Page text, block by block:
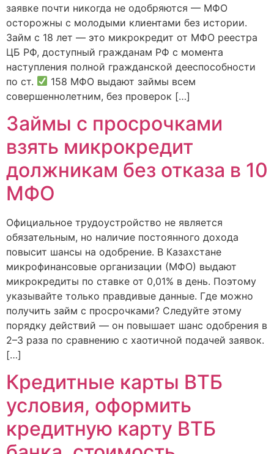
заявке почти никогда не одобряются — МФО
осторожны с молодыми клиентами без истории.
Займ с 18 лет — это микрокредит от МФО реестра
ЦБ РФ, доступный гражданам РФ с момента
наступления полной гражданской дееспособности
по ст.
158 МФО выдают займы всем
совершеннолетним, без проверок […]
Займы с просрочками
взять микрокредит
должникам без отказа в 10
МФО
Официальное трудоустройство не является
обязательным, но наличие постоянного дохода
повысит шансы на одобрение. В Казахстане
микрофинансовые организации (МФО) выдают
микрокредиты по ставке от 0,01% в день. Поэтому
указывайте только правдивые данные. Где можно
получить займ с просрочками? Следуйте этому
порядку действий — он повышает шанс одобрения в
2–3 раза по сравнению с хаотичной подачей заявок.
[…]
Кредитные карты ВТБ
условия, оформить
кредитную карту ВТБ